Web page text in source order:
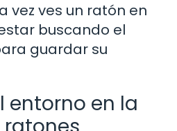
vez ves un ratón en
buscando el
guardar su
entorno en la